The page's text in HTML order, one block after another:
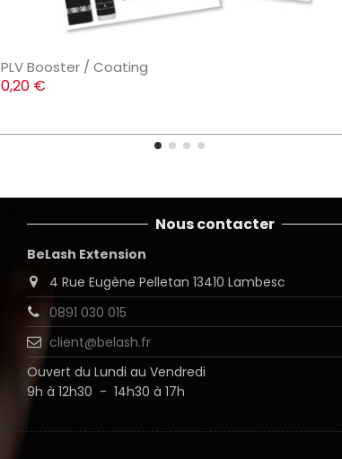
PLV Booster / Coating
0,20 €
Nous contacter
BeLash Extension
4 Rue Eugène Pelletan 13410 Lambesc
0891 030 015
client@belash.fr
Ouvert du Lundi au Vendredi
9h à 12h30 - 14h30 à 17h